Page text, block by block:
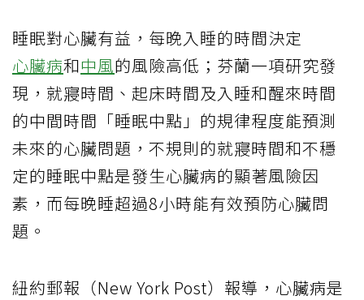
睡眠對心臟有益，每晚入睡的時間決定
心臟病和中風的風險高低；芬蘭一項研究發
現，就寢時間、起床時間及入睡和醒來時間
的中間時間「睡眠中點」的規律程度能預測
未來的心臟問題，不規則的就寢時間和不穩
定的睡眠中點是發生心臟病的顯著風險因
素，而每晚睡超過8小時能有效預防心臟問
題。
紐約郵報（New York Post）報導，心臟病是